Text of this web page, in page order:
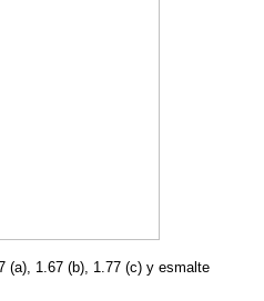
(a), 1.67 (b), 1.77 (c) y esmalte